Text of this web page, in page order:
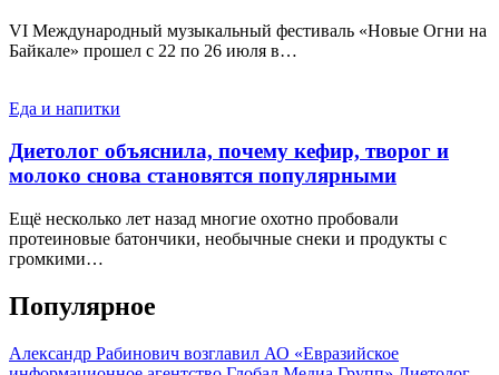
VI Международный музыкальный фестиваль «Новые Огни на
Байкале» прошел с 22 по 26 июля в…
Еда и напитки
Диетолог объяснила, почему кефир, творог и
молоко снова становятся популярными
Ещё несколько лет назад многие охотно пробовали
протеиновые батончики, необычные снеки и продукты с
громкими…
Популярное
Александр Рабинович возглавил АО «Евразийское